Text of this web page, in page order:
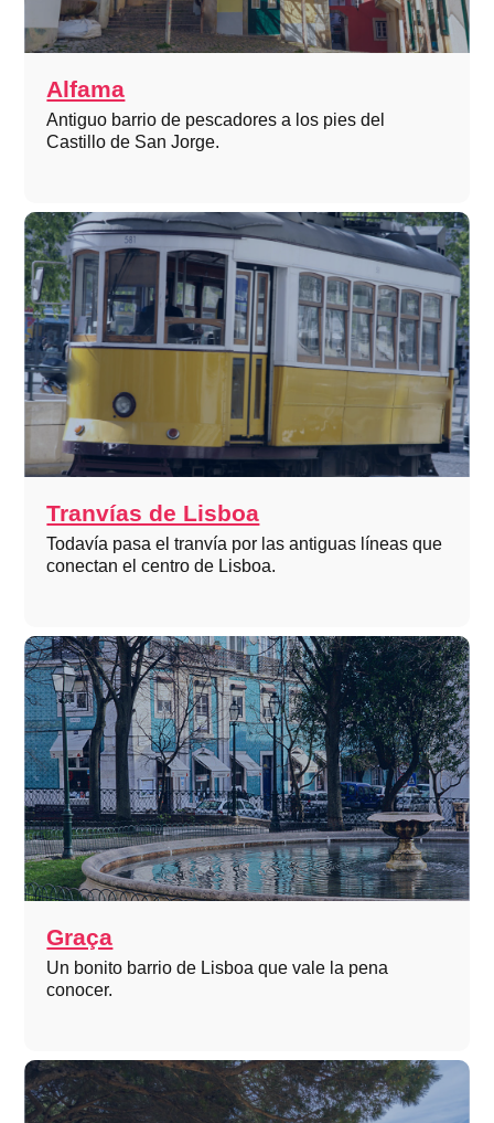
Alfama
Antiguo barrio de pescadores a los pies del
Castillo de San Jorge.
Tranvías de Lisboa
Todavía pasa el tranvía por las antiguas líneas que
conectan el centro de Lisboa.
Graça
Un bonito barrio de Lisboa que vale la pena
conocer.